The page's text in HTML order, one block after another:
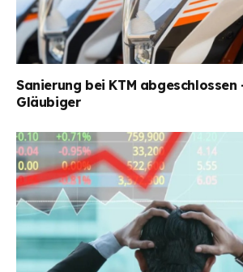
Sanierung bei KTM abgeschlossen
Gläubiger